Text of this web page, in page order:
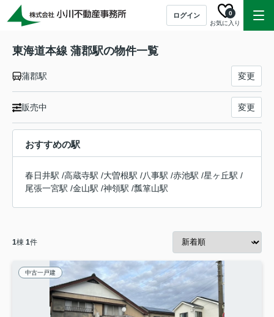
ログイン
お気に入り
0
東海道本線 蒲郡駅の物件一覧
蒲郡駅 変更
販売中 変更
おすすめの駅
春日井駅 /高蔵寺駅 /大曽根駅 /八事駅 /赤池駅 /星ヶ丘駅 /
尾張一宮駅 /金山駅 /神領駅 /瓢箪山駅
1棟 1件
中古一戸建